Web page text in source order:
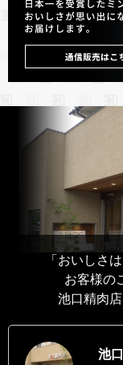
「おいしさ
お客様の
池口精肉
池